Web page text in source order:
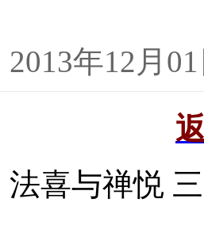
年12月
喜与禅悦